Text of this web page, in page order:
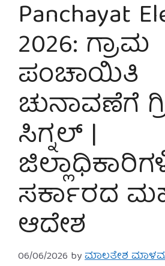
Panchayat
2026: ಗ್ರಾಮ
ಪಂಚಾಯಿತಿ
ಚುನಾವಣೆಗೆ
ಸಿಗ್ನಲ್ |
ಸರ್ಕಾರದ
ಆದೇಶ
06/06/2026 byಮಾಲತೇಶ